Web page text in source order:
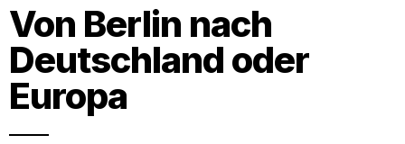
Von Berlin nach
Deutschland oder
Europa